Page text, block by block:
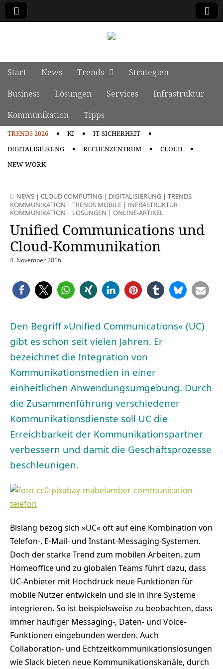
Main menu
Skip to content
Start News Trends
Strategien
Business
Lösungen Services
Infrastruktur
Kommunikation
Tipps
TRENDS 2026 KI
IT-SICHERHEIT
DIGITALISIERUNG
RECHENZENTRUM
CLOUD
NEW WORK
NEWS | CLOUD COMPUTING | DIGITALISIERUNG | TRENDS
KOMMUNIKATION | TRENDS MOBILE | INFRASTRUKTUR |
KOMMUNIKATION | LÖSUNGEN | ONLINE-ARTIKEL
Unified Communications und
Cloud-Kommunikation
4. November 2016
Den Begriff »Unified Communications« (UC)
gibt es schon seit vielen Jahren. Er
bezeichnet die Integration von
Kommunikationsmedien in einer
einheitlichen Anwendungsumgebung. Durch
die Zusammenführung verschiedener
Kommunikationsdienste soll UC die
Erreichbarkeit der Kommunikationspartner
verbessern und damit die Geschäftsprozesse
beschleunigen.
Bislang bezog sich »UC« oft auf eine Kombination von
Telefon-, E-Mail- und Instant-Messaging-Systemen.
Doch der starke Trend zum mobilen Arbeiten, zum
Homeoffice und zu globalen Teams führt dazu, dass
UC-Anbieter mit Hochdruck neue Funktionen für
mobile Nutzer entwickeln und sie in ihre Systeme
integrieren. So ist beispielsweise zu beobachten, dass
immer häufiger Messaging-, Daten- und Voice-
Funktionen eingebunden werden. Auch
Collaboration- und Echtzeitkommunikationslösungen
wie Slack bieten neue Kommunikationskanäle, durch